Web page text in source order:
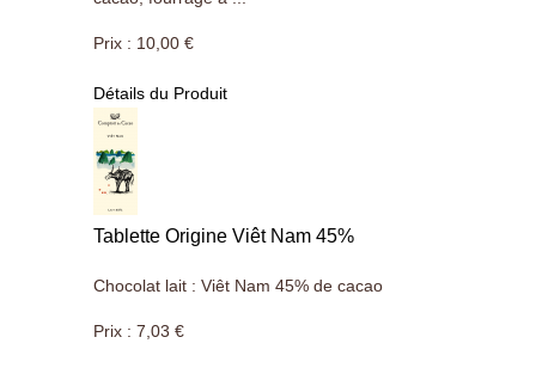
Prix : 10,00 €
Détails du Produit
Tablette Origine Viêt Nam 45%
Chocolat lait : Viêt Nam 45% de cacao
Prix : 7,03 €